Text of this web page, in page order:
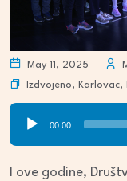
May 11, 2025
Izdvojeno, Karlovac,
00:00
I ove godine,